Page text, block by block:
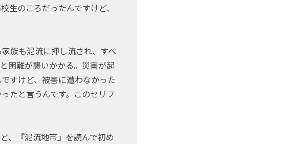
生のころだったんですけど、
族も泥流に押し流され、すべ
困難が襲いかかる。災害が起
すけど、被害に遭わなかった
たと言うんです。このセリフ
、『泥流地帯』を読んで初め